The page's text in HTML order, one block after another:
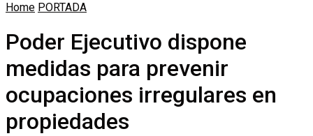
Home PORTADA
Poder Ejecutivo dispone
medidas para prevenir
ocupaciones irregulares en
propiedades